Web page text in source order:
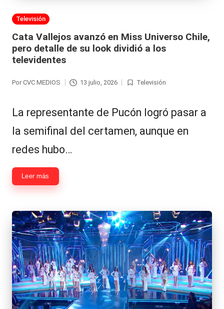
Publicada
Televisión
Cata Vallejos avanzó en Miss Universo Chile,
pero detalle de su look dividió a los
televidentes
Por CVC MEDIOS 13 julio, 2026
Publicada
Televisión
La representante de Pucón logró pasar a
la semifinal del certamen, aunque en
redes hubo…
Leer más